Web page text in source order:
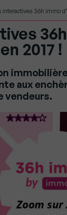
interactives 36h immo
2017 !
aux
vendeurs.